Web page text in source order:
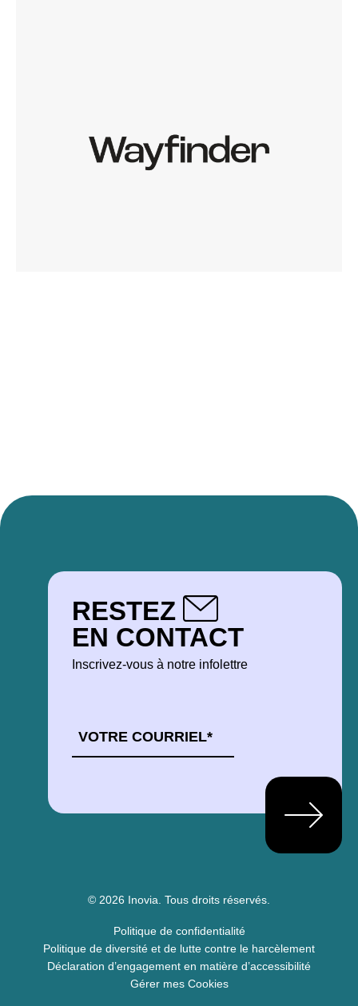
RESTEZ
EN CONTACT
Inscrivez-vous à notre infolettre
*
© 2026 Inovia. Tous droits réservés.
Politique de confidentialité
Politique de diversité et de lutte contre le harcèlement
Déclaration d’engagement en matière d’accessibilité
Gérer mes Cookies